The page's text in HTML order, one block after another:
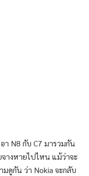
N8 กับ C7 มารวมกัน
จางหายไปไหน แม้ว่าจะ
ดูกัน ว่า Nokia จะกลับ